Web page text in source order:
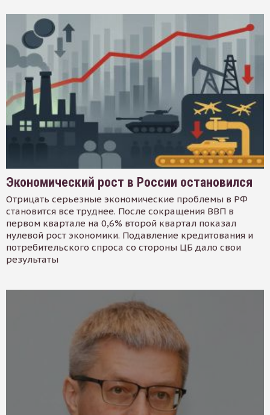
Экономический рост в России остановился
Отрицать серьезные экономические проблемы в РФ
становится все труднее. После сокращения ВВП в
первом квартале на 0,6% второй квартал показал
нулевой рост экономики. Подавление кредитования и
потребительского спроса со стороны ЦБ дало свои
результаты